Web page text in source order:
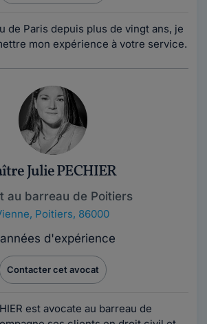
de Paris depuis plus de vingt ans, je
mon expérience à votre service.
Julie PECHIER
au barreau de Poitiers
, Poitiers, 86000
d'expérience
Contacter cet avocat
est avocate au barreau de